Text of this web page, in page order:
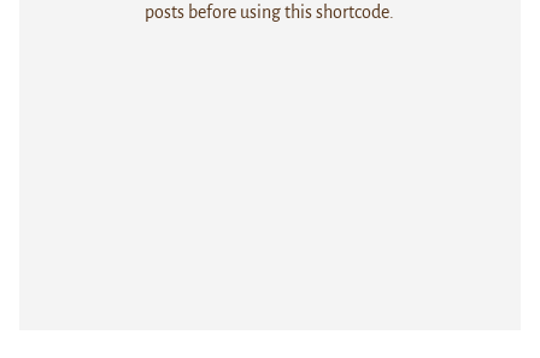
posts before using this shortcode.